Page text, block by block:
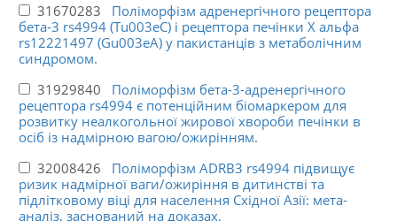
31670283 Поліморфізм адренергічного рецептора
бета-3 rs4994 (Tu003eC) і рецептора печінки X альфа
rs12221497 (Gu003eA) у пакистанців з метаболічним
синдромом.
31929840 Поліморфізм бета-3-адренергічного
рецептора rs4994 є потенційним біомаркером для
розвитку неалкогольної жирової хвороби печінки в
осіб із надмірною вагою/ожирінням.
32008426 Поліморфізм ADRB3 rs4994 підвищує
ризик надмірної ваги/ожиріння в дитинстві та
підлітковому віці для населення Східної Азії: мета-
аналіз, заснований на доказах.